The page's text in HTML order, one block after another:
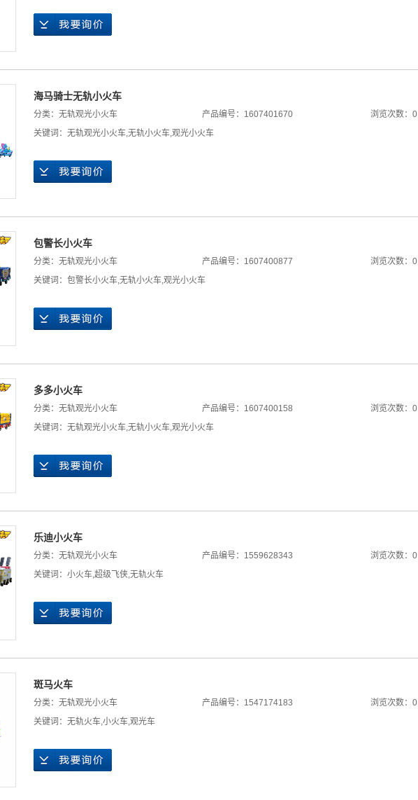
海马骑士无轨小火车
分类： 无轨观光小火车 产品编号：1607401670
浏览次数：0
关键词： 无轨观光小火车,无轨小火车,观光小火车
包警长小火车
分类： 无轨观光小火车 产品编号：1607400877
浏览次数：0
关键词： 包警长小火车,无轨小火车,观光小火车
多多小火车
分类： 无轨观光小火车 产品编号：1607400158
浏览次数：0
关键词： 无轨观光小火车,无轨小火车,观光小火车
乐迪小火车
分类： 无轨观光小火车 产品编号：1559628343
浏览次数：0
关键词： 小火车,超级飞侠,无轨火车
斑马火车
分类： 无轨观光小火车 产品编号：1547174183
浏览次数：0
关键词： 无轨火车,小火车,观光车